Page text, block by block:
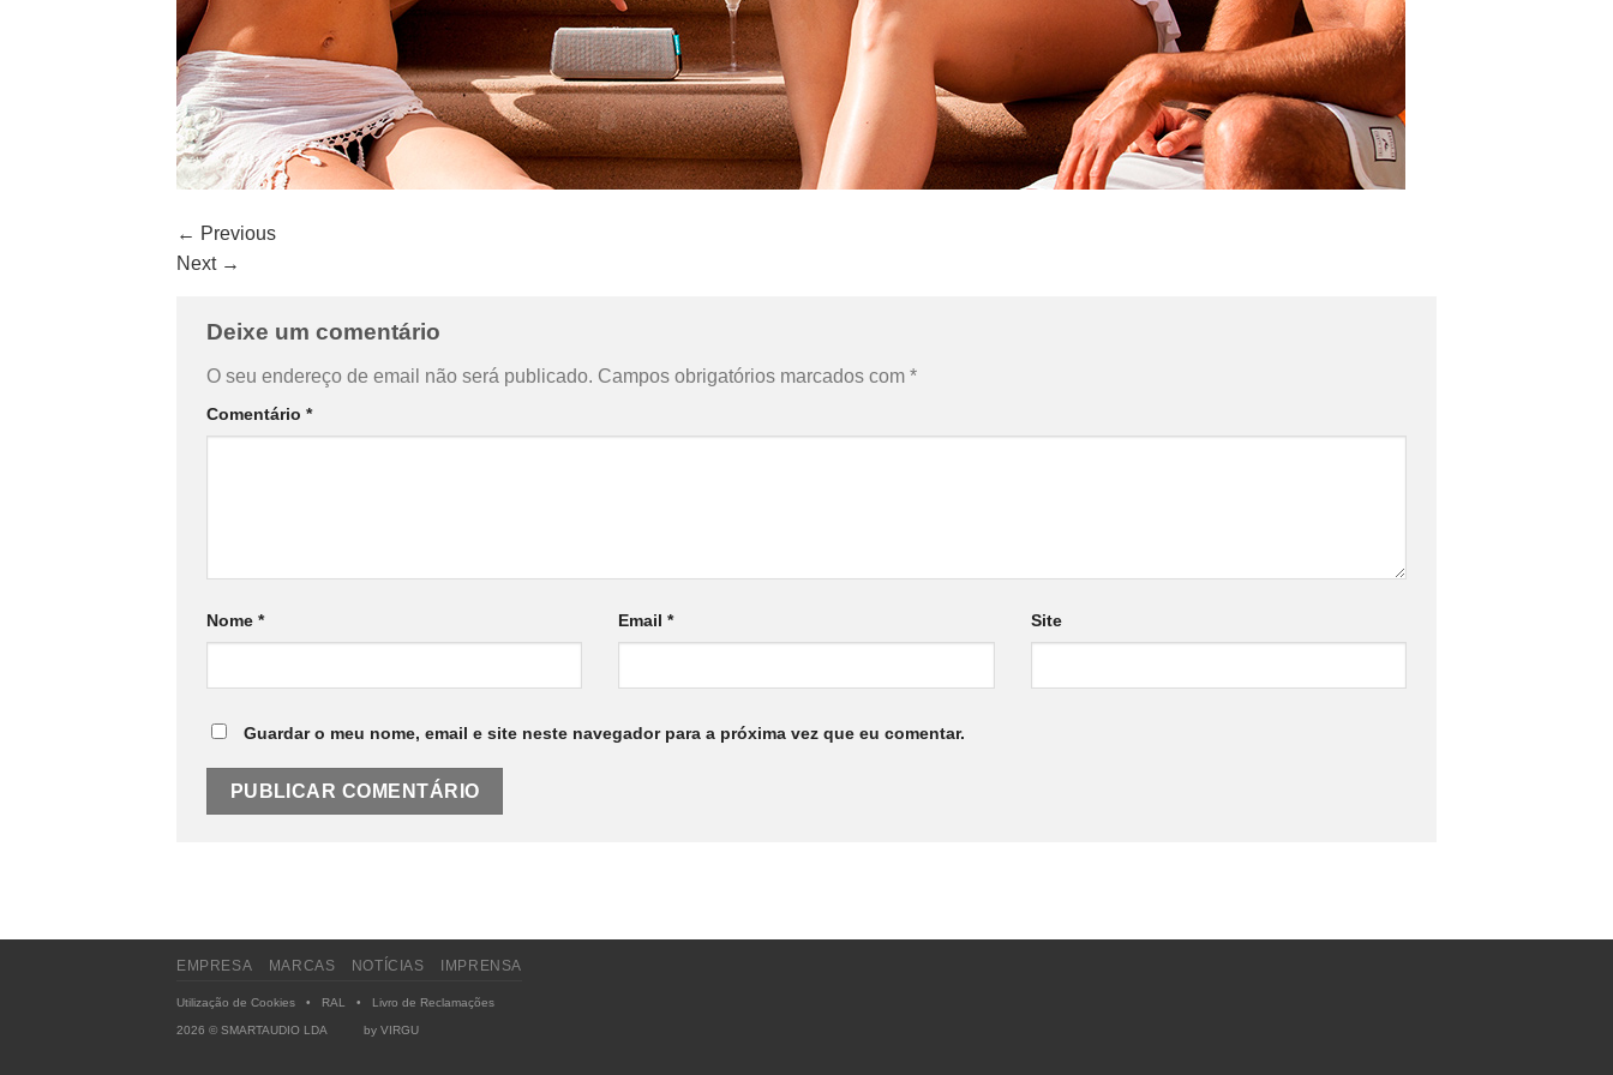
← Previous
Next →
Deixe um comentário
O seu endereço de email não será publicado. Campos obrigatórios marcados com *
Comentário *
Nome * Email* Site
Guardar o meu nome, email e site neste navegador para a próxima vez que eu comentar.
EMPRESA MARCAS NOTÍCIAS IMPRENSA
Utilização de Cookies • RAL • Livro de Reclamações
2026 © SMARTAUDIO LDA by VIRGU